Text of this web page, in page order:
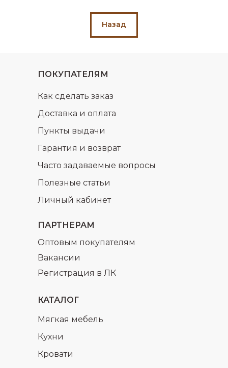
Назад
ПАРТНЕРАМ
Регистрация в ЛК
Оптовым покупателям
Вакансии
КАТАЛОГ
Кухни
Мягкая мебель
Кровати
ПОКУПАТЕЛЯМ
Доставка и оплата
Часто задаваемые вопросы
Гарантия и возврат
Полезные статьи
Пункты выдачи
Как сделать заказ
Личный кабинет